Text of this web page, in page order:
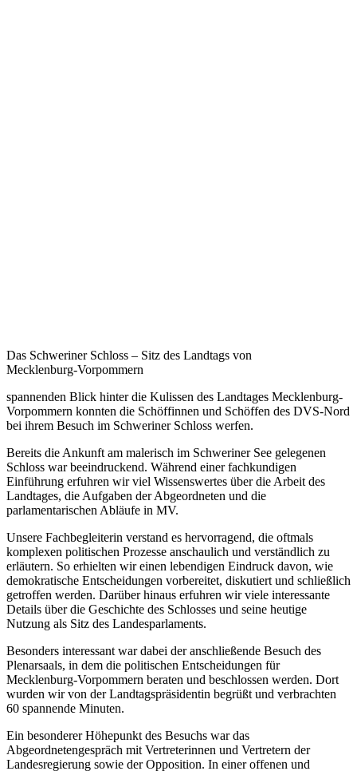
Das Schweriner Schloss – Sitz des Landtags von
Mecklenburg-Vorpommern
spannenden Blick hinter die Kulissen des Landtages Mecklenburg-
Vorpommern konnten die Schöffinnen und Schöffen des DVS-Nord
bei ihrem Besuch im Schweriner Schloss werfen.
Bereits die Ankunft am malerisch im Schweriner See gelegenen
Schloss war beeindruckend. Während einer fachkundigen
Einführung erfuhren wir viel Wissenswertes über die Arbeit des
Landtages, die Aufgaben der Abgeordneten und die
parlamentarischen Abläufe in MV.
Unsere Fachbegleiterin verstand es hervorragend, die oftmals
komplexen politischen Prozesse anschaulich und verständlich zu
erläutern. So erhielten wir einen lebendigen Eindruck davon, wie
demokratische Entscheidungen vorbereitet, diskutiert und schließlich
getroffen werden. Darüber hinaus erfuhren wir viele interessante
Details über die Geschichte des Schlosses und seine heutige
Nutzung als Sitz des Landesparlaments.
Besonders interessant war dabei der anschließende Besuch des
Plenarsaals, in dem die politischen Entscheidungen für
Mecklenburg-Vorpommern beraten und beschlossen werden. Dort
wurden wir von der Landtagspräsidentin begrüßt und verbrachten
60 spannende Minuten.
Ein besonderer Höhepunkt des Besuchs war das
Abgeordnetengespräch mit Vertreterinnen und Vertretern der
Landesregierung sowie der Opposition. In einer offenen und